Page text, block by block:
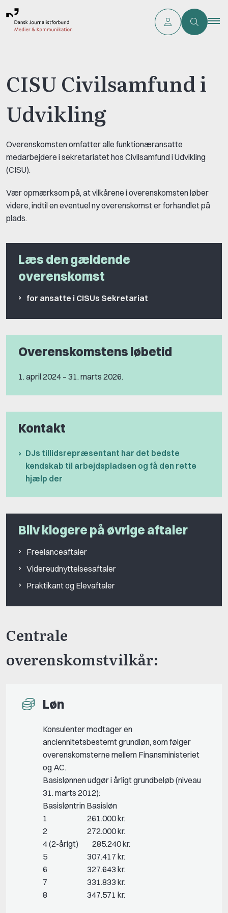
CISU Civilsamfund i
Udvikling
Overenskomsten omfatter alle funktionæransatte
medarbejdere i sekretariatet hos Civilsamfund i Udvikling
(CISU).
Vær opmærksom på, at vilkårene i overenskomsten løber
videre, indtil en eventuel ny overenskomst er forhandlet på
plads.
Læs den gældende
overenskomst
for ansatte i CISUs Sekretariat
Overenskomstens løbetid
1. april 2024 – 31. marts 2026.
Kontakt
DJs tillidsrepræsentant har det bedste
kendskab til arbejdspladsen og få den rette
hjælp der
Bliv klogere på øvrige aftaler
Freelanceaftaler
Videreudnyttelsesaftaler
Praktikant og Elevaftaler
Centrale
overenskomstvilkår:
Løn
Konsulenter modtager en
anciennitetsbestemt grundløn, som følger
overenskomsterne mellem Finansministeriet
og AC.
Basislønnen udgør i årligt grundbeløb (niveau
31. marts 2012):
Basisløntrin Basisløn
1 261.000 kr.
2 272.000 kr.
4 (2-årigt) 285.240 kr.
5 307.417 kr.
6 327.643 kr.
7 331.833 kr.
8 347.571 kr.